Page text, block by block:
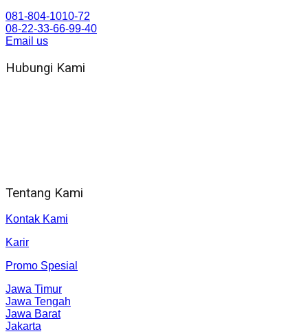
081-804-1010-72
08-22-33-66-99-40
Email us
Hubungi Kami
Tentang Kami
Kontak Kami
Karir
Promo Spesial
Jawa Timur
Jawa Tengah
Jawa Barat
Jakarta